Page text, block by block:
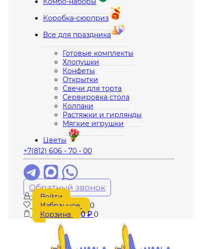
Коробка-сюрприз
Все для праздника
Готовые комплекты
Хлопушки
Конфеты
Открытки
Свечи для торта
Сервировка стола
Колпаки
Растяжки и гирлянды
Мягкие игрушки
Цветы
+7(812) 606 - 70 - 00
Обратный звонок
Войти
Избранное
0
Корзина
0₽ 0